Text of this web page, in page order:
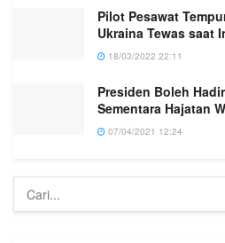
Pilot Pesawat
Ukraina Tewas saat
18/03/2022 22:11
Presiden Boleh
Sementara Hajatan
07/04/2021 12:24